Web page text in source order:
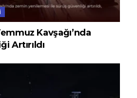
Kavşağı’nda
Artırıldı